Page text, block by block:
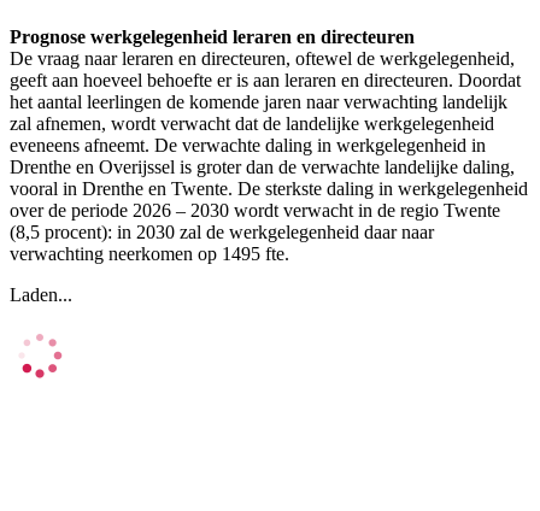
Prognose werkgelegenheid leraren en directeuren
De vraag naar leraren en directeuren, oftewel de werkgelegenheid,
geeft aan hoeveel behoefte er is aan leraren en directeuren. Doordat
het aantal leerlingen de komende jaren naar verwachting landelijk
zal afnemen, wordt verwacht dat de landelijke werkgelegenheid
eveneens afneemt. De verwachte daling in werkgelegenheid in
Drenthe en Overijssel is groter dan de verwachte landelijke daling,
vooral in Drenthe en Twente. De sterkste daling in werkgelegenheid
over de periode 2026 – 2030 wordt verwacht in de regio Twente
(8,5 procent): in 2030 zal de werkgelegenheid daar naar
verwachting neerkomen op 1495 fte.
Laden...